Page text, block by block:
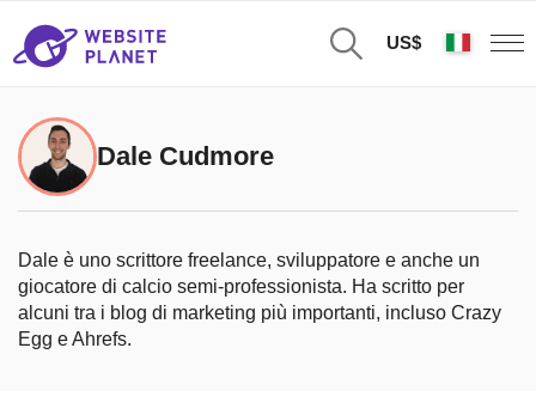
US$
Dale Cudmore
Dale è uno scrittore freelance, sviluppatore e anche un
giocatore di calcio semi-professionista. Ha scritto per
alcuni tra i blog di marketing più importanti, incluso Crazy
Egg e Ahrefs.